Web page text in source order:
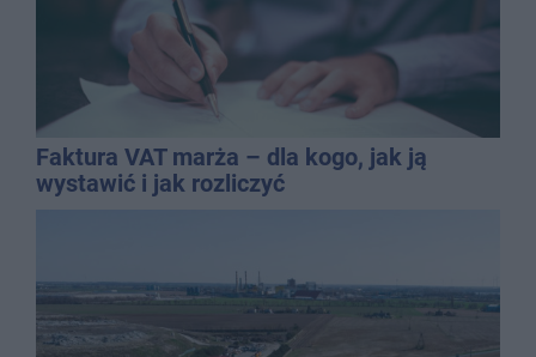
Faktura VAT marża – dla kogo, jak ją
wystawić i jak rozliczyć